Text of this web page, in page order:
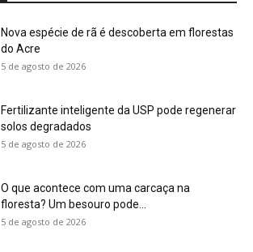
Nova espécie de rã é descoberta em florestas
do Acre
5 de agosto de 2026
Fertilizante inteligente da USP pode regenerar
solos degradados
5 de agosto de 2026
O que acontece com uma carcaça na
floresta? Um besouro pode...
5 de agosto de 2026